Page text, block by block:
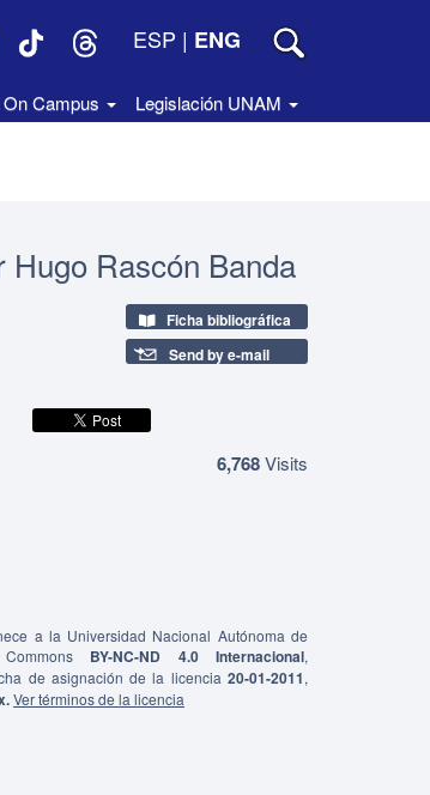
ESP | ENG
On Campus Legislación UNAM
Rascón Banda
Ficha bibliográfica
Send by e-mail
6,768Visits
a la Universidad Nacional Autónoma de
BY-NC-ND 4.0 Internacional,
de asignación de la licencia 20-01-2011,
Ver términos de la licencia